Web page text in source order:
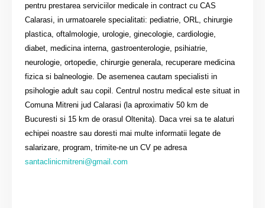
pentru prestarea serviciilor medicale in contract cu CAS
Calarasi, in urmatoarele specialitati: pediatrie, ORL, chirurgie
plastica, oftalmologie, urologie, ginecologie, cardiologie,
diabet, medicina interna, gastroenterologie, psihiatrie,
neurologie, ortopedie, chirurgie generala, recuperare medicina
fizica si balneologie. De asemenea cautam specialisti in
psihologie adult sau copil. Centrul nostru medical este situat in
Comuna Mitreni jud Calarasi (la aproximativ 50 km de
Bucuresti si 15 km de orasul Oltenita). Daca vrei sa te alaturi
echipei noastre sau doresti mai multe informatii legate de
salarizare, program, trimite-ne un CV pe adresa
santaclinicmitreni@gmail.com